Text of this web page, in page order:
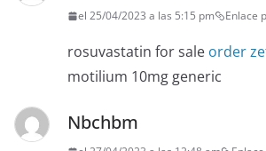
el 25/04/2023 a las 5:15 pm Enlace
rosuvastatin for sale order
motilium 10mg generic
Nbchbm